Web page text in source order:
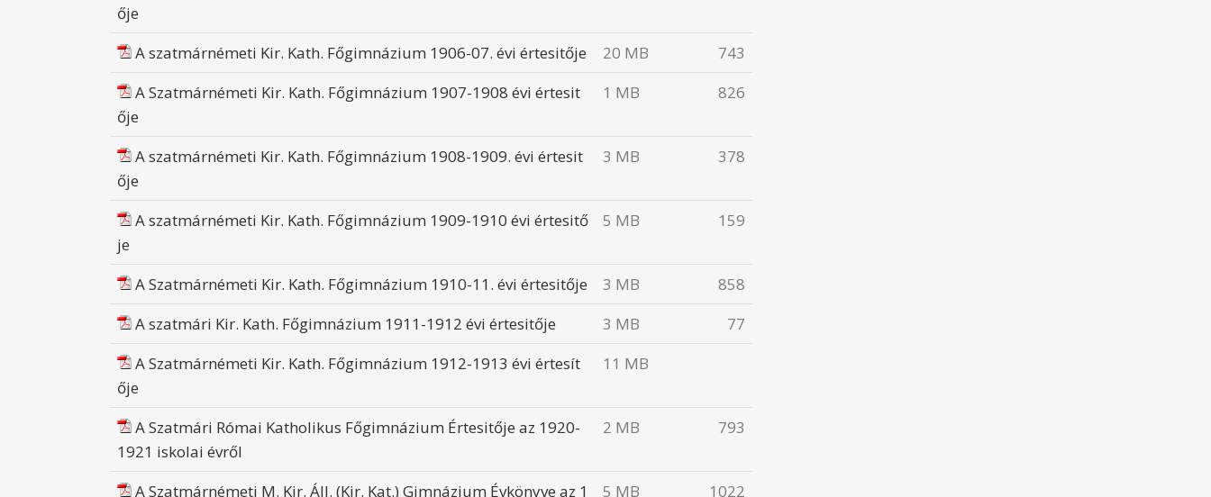
ője
A szatmárnémeti Kir. Kath. Főgimnázium 1906-07. évi értesitője 20 MB
743
A Szatmárnémeti Kir. Kath. Főgimnázium 1907-1908 évi értesit
ője
1 MB 826
A szatmárnémeti Kir. Kath. Főgimnázium 1908-1909. évi értesit
ője
3 MB 378
A szatmárnémeti Kir. Kath. Főgimnázium 1909-1910 évi értesitő
je
5 MB 159
A Szatmárnémeti Kir. Kath. Főgimnázium 1910-11. évi értesitője 3 MB
858
A szatmári Kir. Kath. Főgimnázium 1911-1912 évi értesitője
3 MB
77
A Szatmárnémeti Kir. Kath. Főgimnázium 1912-1913 évi értesít
ője
11 MB
A Szatmári Római Katholikus Főgimnázium Értesitője az 1920-
1921 iskolai évről
2 MB 793
A Szatmárnémeti M. Kir. Áll. (Kir. Kat.) Gimnázium Évkönyve az 1 5 MB 1022